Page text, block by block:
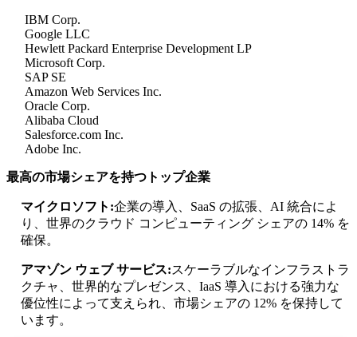
IBM Corp.
Google LLC
Hewlett Packard Enterprise Development LP
Microsoft Corp.
SAP SE
Amazon Web Services Inc.
Oracle Corp.
Alibaba Cloud
Salesforce.com Inc.
Adobe Inc.
最高の市場シェアを持つトップ企業
マイクロソフト:企業の導入、SaaS の拡張、AI 統合によ
り、世界のクラウド コンピューティング シェアの 14% を
確保。
アマゾン ウェブ サービス:スケーラブルなインフラストラ
クチャ、世界的なプレゼンス、IaaS 導入における強力な
優位性によって支えられ、市場シェアの 12% を保持して
います。